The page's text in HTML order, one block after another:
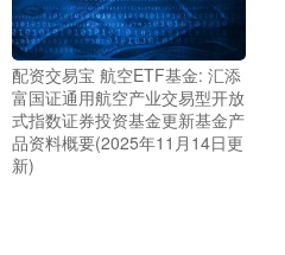
配资交易宝 航空ETF基金: 汇添
富国证通用航空产业交易型开放
式指数证券投资基金更新基金产
品资料概要(2025年11月14日更
新)